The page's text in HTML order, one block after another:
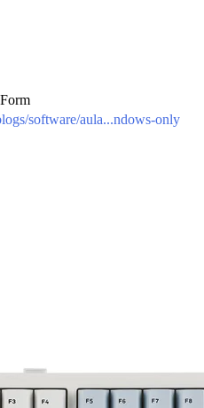
software/aula...ndows-only